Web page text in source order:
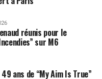
réunis pour le
sur M6
ans de “My Aim Is True”